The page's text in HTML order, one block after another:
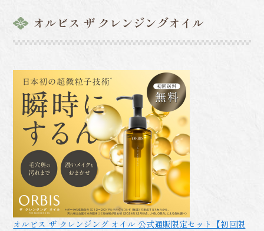
オルビス ザ クレンジングオイル
オルビス ザ クレンジング オイル 公式通販限定セット【初回限